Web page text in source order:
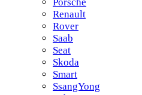
Renault
Rover
Saab
Seat
Skoda
Smart
SsangYong